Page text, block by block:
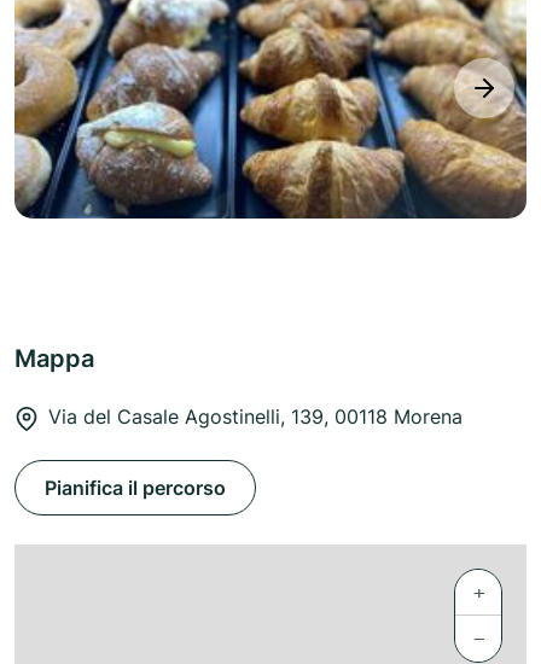
next
Mappa
Via del Casale Agostinelli, 139, 00118 Morena
Pianifica il percorso
+
−